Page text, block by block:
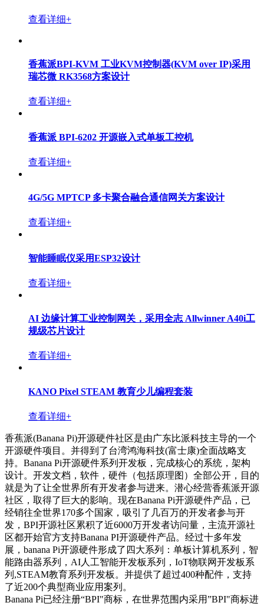
查看详细+
香蕉派BPI-KVM 工业KVM控制器(KVM over IP)采用
瑞芯微 RK3568方案设计
查看详细+
香蕉派 BPI-6202 开源嵌入式单板工控机
查看详细+
4G/5G MPTCP 多卡聚合融合通信网关方案设计
查看详细+
智能睡眠仪采用ESP32设计
查看详细+
AI 边缘计算工业控制网关，采用全志 Allwinner A40i工
规级芯片设计
查看详细+
KANO Pixel STEAM 教育少儿编程套装
查看详细+
香蕉派(Banana Pi)开源硬件社区是由广东比派科技主导的一个
开源硬件项目。并得到了台湾鸿海科技(富士康)全面战略支
持。Banana Pi开源硬件系列开发板，完成核心的系统，架构
设计。开发文档，软件，硬件（包括原理图）全部公开，目的
就是为了让全世界所有开发者参与进来。潜心经营香蕉派开源
社区，取得了巨大的影响。现在Banana Pi开源硬件产品，已
经销往全世界170多个国家，吸引了几百万的开发者参与开
发，BPI开源社区累积了近6000万开发者访问量，主流开源社
区都开始官方支持Banana PI开源硬件产品。经过十多年发
展，banana Pi开源硬件形成了四大系列：单板计算机系列，智
能路由器系列，AI人工智能开发板系列，IoT物联网开发板系
列,STEAM教育系列开发板。并提供了超过400种配件，支持
了近200个典型商业应用案列。
Banana Pi已经注册“BPI"商标，在世界范围内采用”BPI"商标进